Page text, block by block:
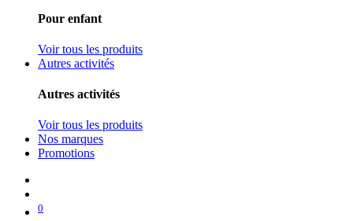
Pour enfant
Voir tous les produits
Autres activités
Autres activités
Voir tous les produits
Nos marques
Promotions
0